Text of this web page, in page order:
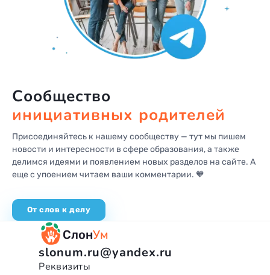
Сообщество
инициативных родителей
Присоединяйтесь к нашему сообществу — тут мы пишем
новости и интересности в сфере образования, а также
делимся идеями и появлением новых разделов на сайте. А
еще с упоением читаем ваши комментарии. 🧡
От слов к делу
СлонУм
slonum.ru@yandex.ru
Реквизиты